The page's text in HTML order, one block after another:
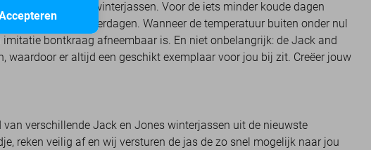
soorten winterjassen. Voor de iets minder koude dagen
en warmere winterdagen. Wanneer de temperatuur buiten onder nul
bontkraag afneembaar is. En niet onbelangrijk: de Jack and
er altijd een geschikt exemplaar voor jou bij zit. Creëer jouw
verschillende Jack en Jones winterjassen uit de nieuwste
reken veilig af en wij versturen de jas de zo snel mogelijk naar jou